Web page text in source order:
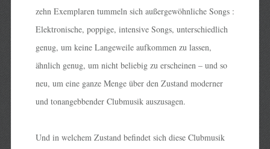
zehn Exemplaren tummeln sich außergewöhnliche Songs :
Elektronische, poppige, intensive Songs, unterschiedlich
genug, um keine Langeweile aufkommen zu lassen,
ähnlich genug, um nicht beliebig zu erscheinen – und so
neu, um eine ganze Menge über den Zustand moderner
und tonangebbender Clubmusik auszusagen.
Und in welchem Zustand befindet sich diese Clubmusik